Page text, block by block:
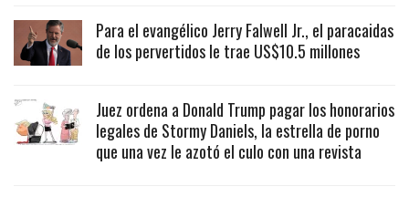
Para el evangélico Jerry Falwell Jr., el paracaidas
de los pervertidos le trae US$10.5 millones
Juez ordena a Donald Trump pagar los honorarios
legales de Stormy Daniels, la estrella de porno
que una vez le azotó el culo con una revista